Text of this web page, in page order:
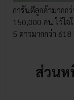
การันตีลูกค้ามากก
150,000 คน ไว้ใ
5 ดาวมากกว่า
ส่วนห